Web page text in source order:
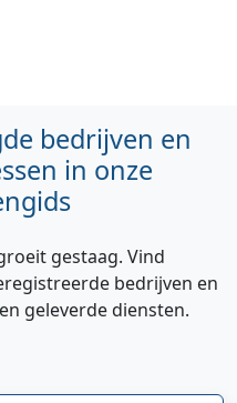
bedrijven en
in onze
gestaag. Vind
bedrijven en
geleverde diensten.